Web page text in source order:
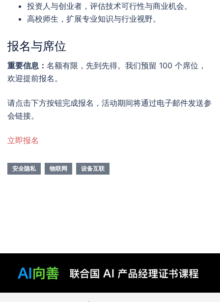
投资人与创业者，评估技术可行性与商业机会。
高校师生，扩展专业知识与行业视野。
报名与席位
重要信息： 名额有限，先到先得。我们预留 100 个席位，
欢迎提前报名。
请点击下方按钮完成报名，活动期间将通过电子邮件发送参
会链接。
立即报名
安全隐私 物联网 设备互联